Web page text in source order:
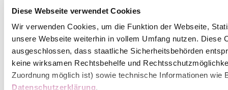
Diese Webseite verwendet Cookies
Wir verwenden Cookies, um die Funktion der Webseite,
unsere Webseite weiterhin in vollem Umfang nutzen.
ausgeschlossen, dass staatliche Sicherheitsbehörden
keine wirksamen Rechtsbehelfe und
Zuordnung möglich ist) sowie technische Informationen
Datenschutzerklärung.